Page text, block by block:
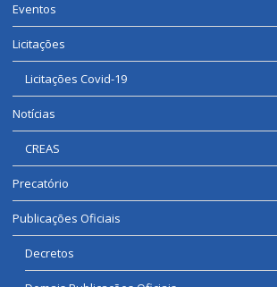
Eventos
Licitações
Licitações Covid-19
Notícias
CREAS
Precatório
Publicações Oficiais
Decretos